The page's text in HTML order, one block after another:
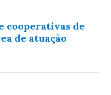
cooperativas de
de atuação